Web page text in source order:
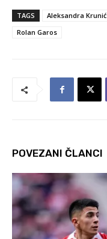
TAGS Aleksandra Krunić
Rolan Garos
POVEZANI ČLANCI